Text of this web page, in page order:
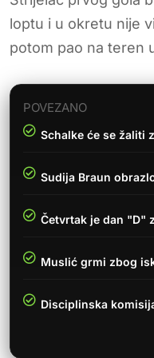
loptu i u okretu nije
potom pao na teren
POVEZANO
Schalke će se žaliti
Sudija Braun
Četvrtak je dan "D"
Muslić grmi zbog
Disciplinska